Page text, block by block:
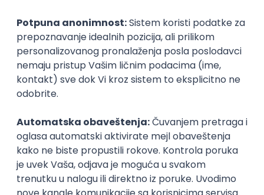
Sve ocene Kako funkcioniše ocenjivanje?
Student239
Student 5. godine
Upis